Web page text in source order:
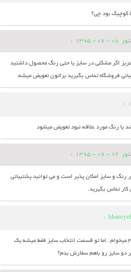
کوچیک بود چی؟
08 - 06 - 1395
:
اگر مشکلی در سایز یا حتی رنگ محصول داشتید
فروشگاه تماس بگیرید براتون تعویض میشه.
:
یا رنگ مورد علاقه نبود تعويض میشود
12 - 06 - 1395
:
رنگ و سایز امکان پذیر است و می توانید پشتیبانی
تماس بگیرید.
:
سلام..من رنگ سبز سایز 38 و 39 میخوام..اما تو قسمت انتخاب سایز فقط میشه یک
دو سایز رو باهم سفارش بدم؟